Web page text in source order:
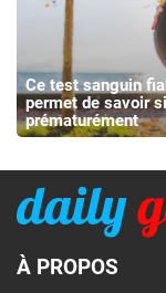
Ce test sanguin
permet de savoir
prématurément
À PROPOS